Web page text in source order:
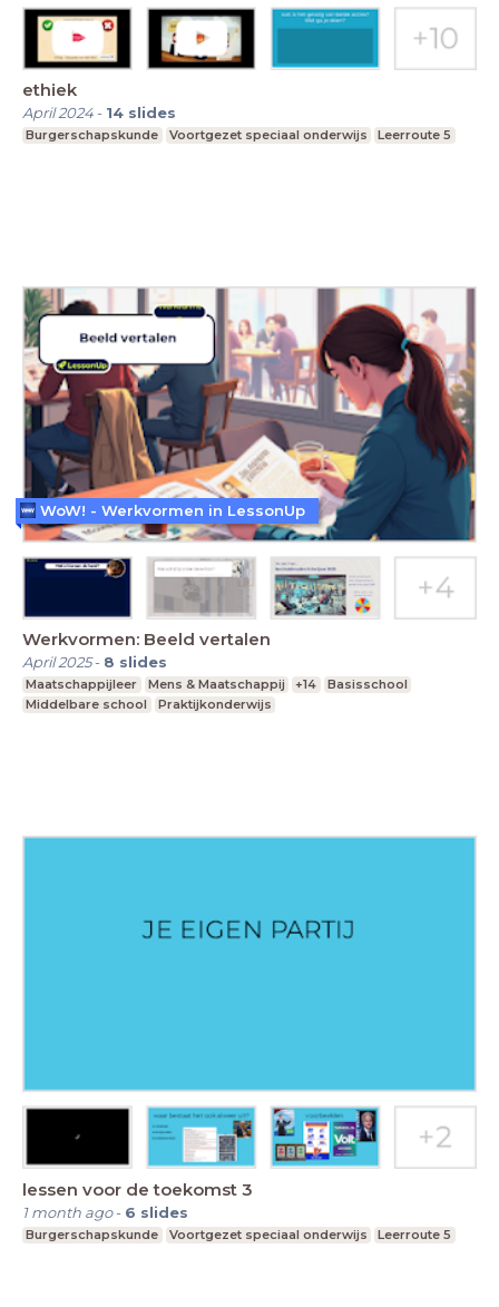
ethiek
April 2024- 14 slides
Burgerschapskunde Voortgezet speciaal onderwijs Leerroute 5
Werkvormen: Beeld vertalen
April 2025- 8 slides
Maatschappijleer Mens & Maatschappij +14
Basisschool
Middelbare school
Praktijkonderwijs
WoW! - Werkvormen in LessonUp
lessen voor de toekomst 3
1 month ago- 6 slides
Burgerschapskunde Voortgezet speciaal onderwijs Leerroute 5